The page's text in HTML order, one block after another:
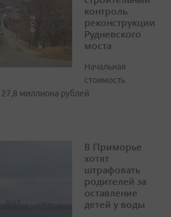
контроль
реконструкции
Рудневского
моста
Начальная
стоимость
миллиона рублей
В Приморье
хотят
штрафовать
родителей за
оставление
детей у воды